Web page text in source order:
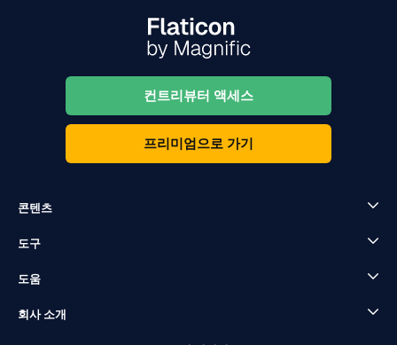
컨트리뷰터 액세스
프리미엄으로 가기
콘텐츠
도구
도움
회사 소개